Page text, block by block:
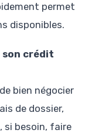
permet
disponibles.
son crédit
bien négocier
de dossier,
si besoin, faire